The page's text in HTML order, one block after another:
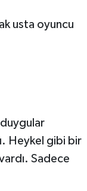
usta oyuncu
duygular
Heykel gibi bir
Sadece